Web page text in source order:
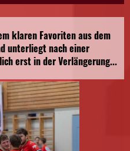
klaren Favoriten aus dem
unterliegt nach einer
erst in der Verlängerung...